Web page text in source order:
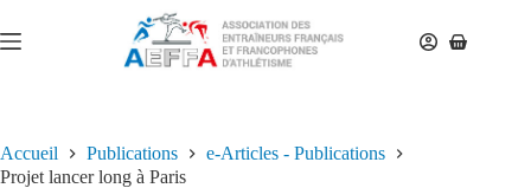
Accueil Publications
e-Articles - Publications
Projet lancer long à Paris